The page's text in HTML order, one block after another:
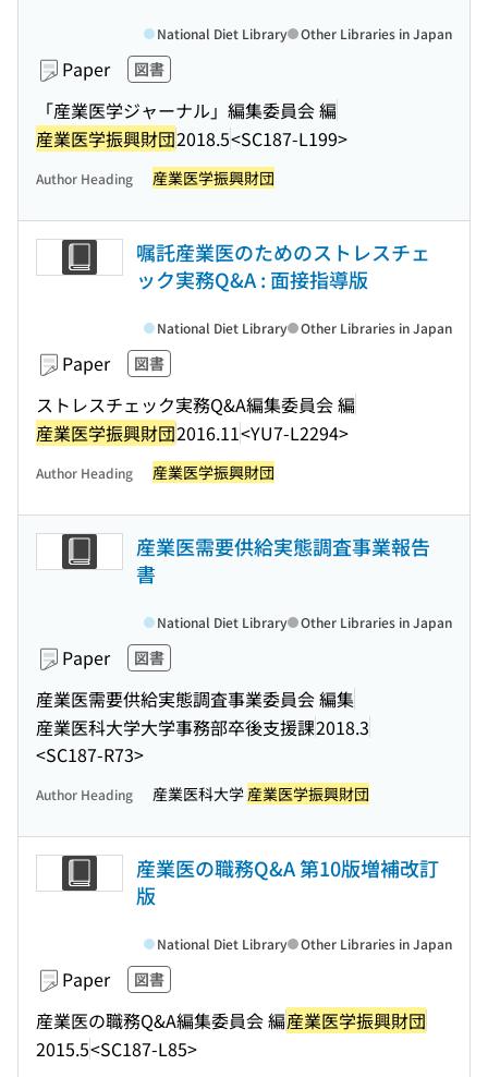
Paper 図書
「産業医学ジャーナル」編集委員会 編
産業医学振興財団2018.5<SC187-L199>
National Diet Library Other Libraries in Japan
Author Heading 産業医学振興財団
嘱託産業医のためのストレスチェ
ック実務Q&A : 面接指導版
Paper 図書
ストレスチェック実務Q&A編集委員会 編
産業医学振興財団2016.11<YU7-L2294>
National Diet Library Other Libraries in Japan
Author Heading 産業医学振興財団
産業医需要供給実態調査事業報告
書
Paper 図書
産業医需要供給実態調査事業委員会 編集
産業医科大学大学事務部卒後支援課2018.3
<SC187-R73>
National Diet Library Other Libraries in Japan
Author Heading 産業医科大学産業医学振興財団
産業医の職務Q&A 第10版増補改訂
版
Paper 図書
産業医の職務Q&A編集委員会 編産業医学振興財団
2015.5<SC187-L85>
National Diet Library Other Libraries in Japan